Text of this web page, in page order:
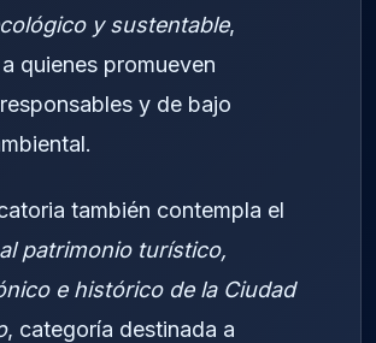
y sustentable,
quienes promueven
y de bajo
también contempla el
patrimonio turístico,
e histórico de la Ciudad
, categoría destinada a